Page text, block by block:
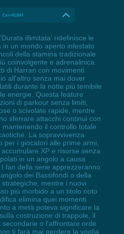
Ctrl+NUM4
illimitata' ridefinisce le
in un mondo aperto infestato
della stamina tradizionale
coinvolgente e adrenalinica.
di Harran con movimenti
all'altro senza mai dover
durante la notte più temibile
energie. Questa feature
di parkour senza limiti,
o scivolate rapide, mentre
sferrare attacchi continui con
il controllo totale
La sopravvivenza
per i giocatori alle prime armi,
XP e risorse senza
in un angolo a causa
fan della serie apprezzeranno
dei Bassifondi o della
mentre i nuovi
più morbido a un titolo noto
elimina quei momenti
a metà poteva significare la
costruzione di trappole, il
o l'affrontare orde
ti farà mai perdere la voglia